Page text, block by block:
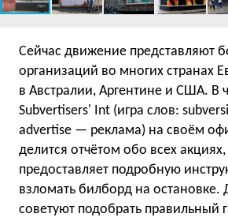
Сейчас движение представляют
организаций во многих странах
в Австралии, Аргентине и США. В
Subvertisers' Int (игра слов:
advertise — реклама) на своём
делится отчётом обо всех
предоставляет подробную
взломать билборд на остановке.
советуют подобрать правильный